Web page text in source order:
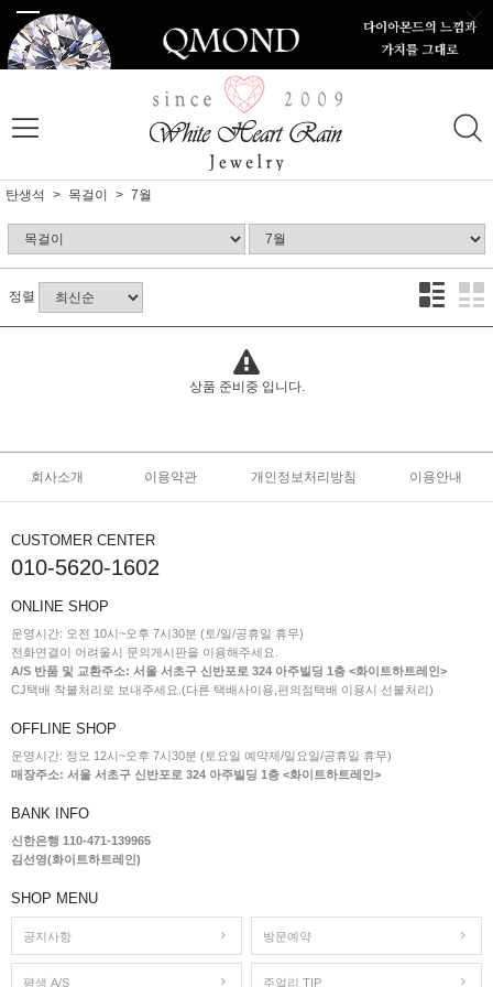
탄생석 목걸이 7월
정렬
상품 준비중 입니다.
회사소개 이용약관 개인정보처리방침 이용안내
CUSTOMER CENTER
010-5620-1602
ONLINE SHOP
운영시간: 오전 10시~오후 7시30분 (토/일/공휴일 휴무)
전화연결이 어려울시 문의게시판을 이용해주세요.
A/S 반품 및 교환주소: 서울 서초구 신반포로 324 아주빌딩 1층 <화이트하트레인>
CJ택배 착불처리로 보내주세요.(다른 택배사이용,편의점택배 이용시 선불처리)
OFFLINE SHOP
운영시간: 정오 12시~오후 7시30분 (토요일 예약제/일요일/공휴일 휴무)
매장주소: 서울 서초구 신반포로 324 아주빌딩 1층 <화이트하트레인>
BANK INFO
신한은행 110-471-139965
김선영(화이트하트레인)
SHOP MENU
공지사항 방문예약
평생 A/S 주얼리 TIP